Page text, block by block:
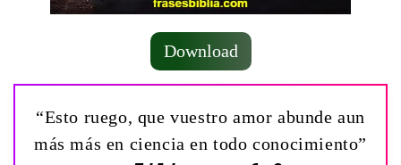
Download
“Esto ruego, que vuestro amor abunde aun
más más en ciencia en todo conocimiento”